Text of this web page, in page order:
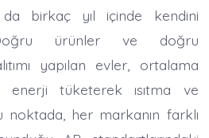
da birkaç yıl içinde kendini
ürünler ve doğru
yapılan evler, ortalama
tüketerek ısıtma ve
noktada, her markanın farklı